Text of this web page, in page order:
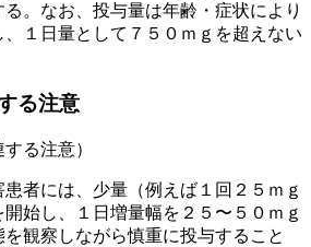
。なお、投与量は年齢・症状により
１日量として７５０ｍｇを超えない
る注意
る注意）
者には、少量（例えば１回２５ｍｇ
始し、１日増量幅を２５〜５０ｍｇ
観察しながら慎重に投与すること